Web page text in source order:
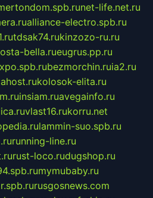
net-life.net.ru
alliance-electro.spb.ru
tdsak74.rukinzozo-ru.ru
bella.rueugrus.pp.ru
bezmorchin.ruia2.ru
kolosok-elita.ru
insiam.ruavegainfo.ru
vlast16.rukorru.net
lammin-suo.spb.ru
running-line.ru
rust-loco.rudugshop.ru
mymubaby.ru
rusgosnews.com